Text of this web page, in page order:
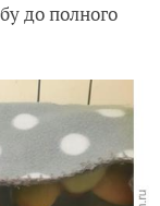
до полного